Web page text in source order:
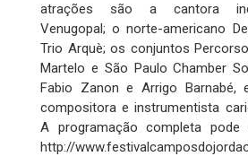
atrações são a cantora
Venugopal; o norte-americano
Trio Arquè; os conjuntos
Martelo e São Paulo Chamber
Fabio Zanon e Arrigo Barnabé,
compositora e instrumentista
A programação completa
http://